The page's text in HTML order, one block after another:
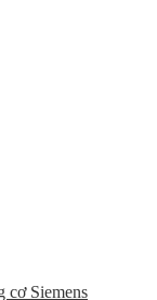
cơ Siemens